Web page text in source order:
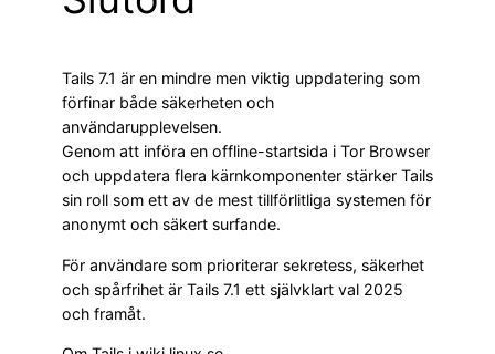
Tails 7.1 är en mindre men viktig uppdatering som
förfinar både säkerheten och
användarupplevelsen.
Genom att införa en offline-startsida i Tor Browser
och uppdatera flera kärnkomponenter stärker Tails
sin roll som ett av de mest tillförlitliga systemen för
anonymt och säkert surfande.
För användare som prioriterar sekretess, säkerhet
och spårfrihet är Tails 7.1 ett självklart val 2025
och framåt.